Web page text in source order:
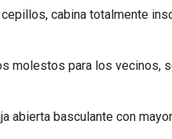
cabina totalmente
molestos para los vecinos,
abierta basculante con